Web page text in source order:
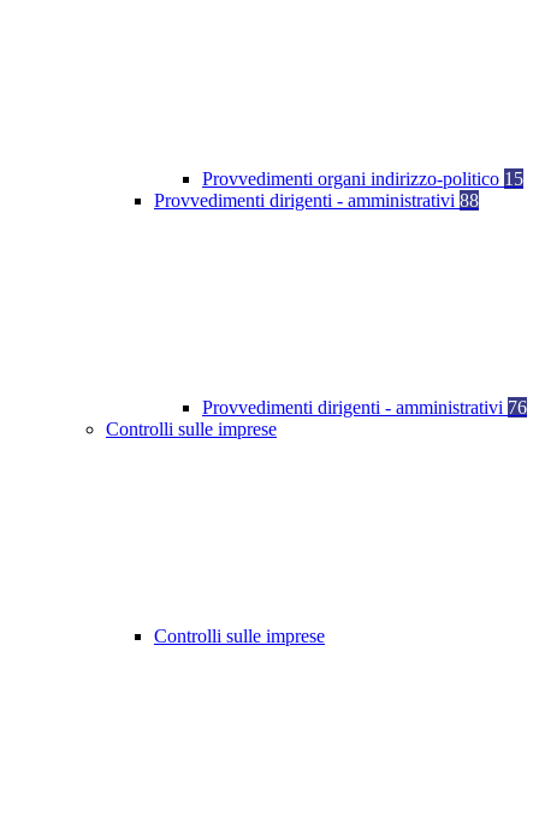
Provvedimenti organi indirizzo-politico 15
Provvedimenti dirigenti - amministrativi 88
Provvedimenti dirigenti - amministrativi 76
Controlli sulle imprese
Controlli sulle imprese